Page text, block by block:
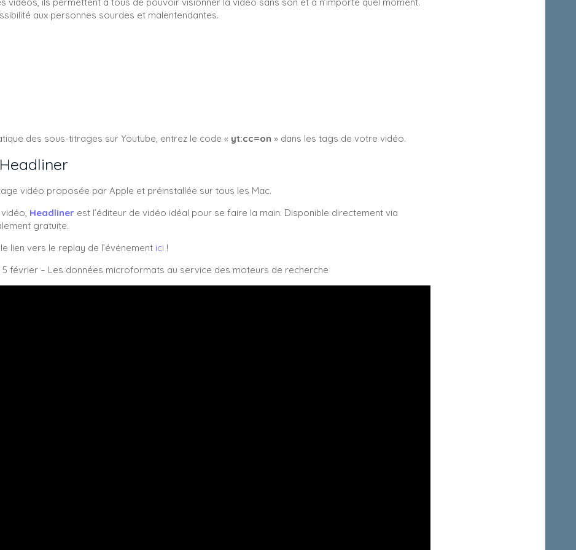
aux personnes sourdes et malentendantes.
des sous-titrages sur Youtube, entrez le code « yt:cc=on » dans les tags de votre vidéo.
vidéo proposée par Apple et préinstallée sur tous les Mac.
Headliner est l’éditeur de vidéo idéal pour se faire la main. Disponible directement via
gratuite.
lien vers le replay de l’événement ici !
5 février – Les données microformats au service des moteurs de recherche